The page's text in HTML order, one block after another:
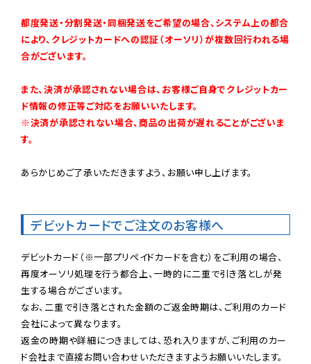
都度発送・分割発送・同梱発送をご希望の場合、システム上の都合
により、クレジットカードへの認証（オーソリ）が複数回行われる場
合がございます。
また、決済が承認されない場合は、お客様ご自身でクレジットカー
ド情報の修正等ご対応をお願いいたします。
※決済が承認されない場合、商品の出荷が遅れることがございま
す。
あらかじめご了承いただきますよう、お願い申し上げます。
デビットカードでご注文のお客様へ
デビットカード（※一部プリペイドカードを含む）をご利用の場合、
再度オーソリ処理を行う都合上、一時的に二重で引き落としが発
生する場合がございます。
なお、二重で引き落とされた金額のご返金時期は、ご利用のカード
会社によって異なります。
返金の時期や詳細につきましては、恐れ入りますが、ご利用のカー
ド会社まで直接お問い合わせいただきますようお願いいたします。